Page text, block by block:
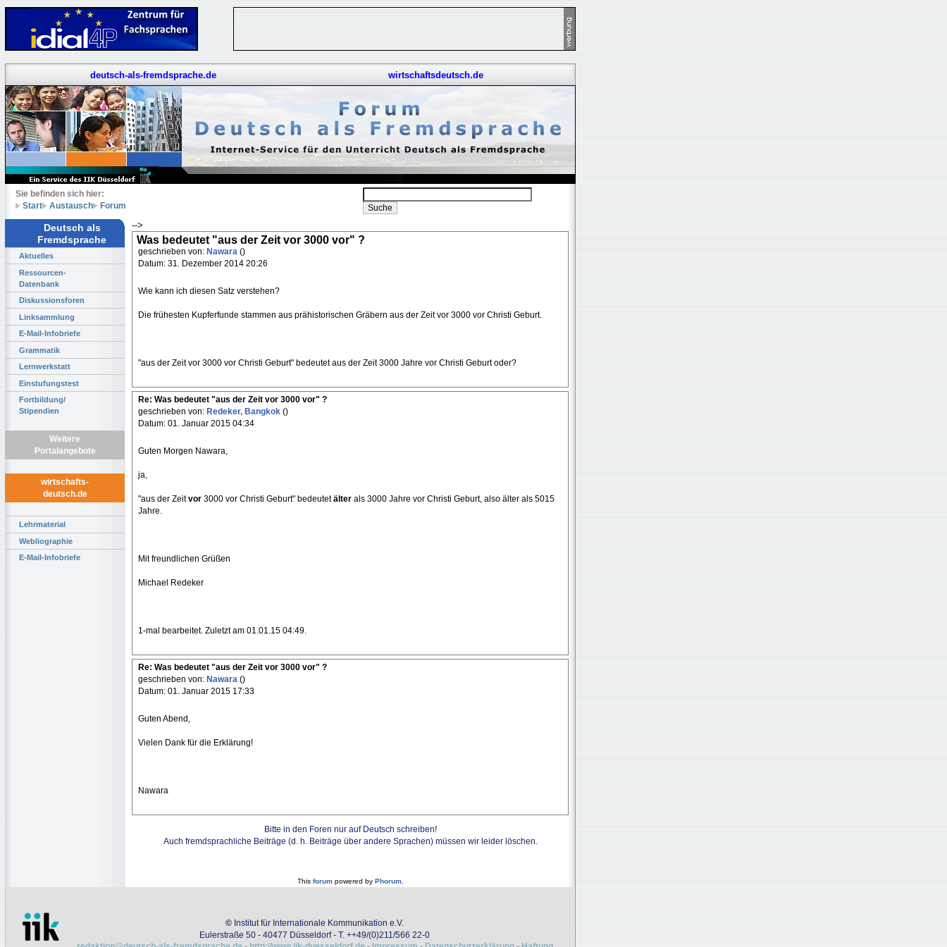
deutsch-als-fremdsprache.de wirtschaftsdeutsch.de
Sie befinden sich hier:
Start
Austausch Forum
Deutsch als
Fremdsprache
Aktuelles
Ressourcen-
Datenbank
Diskussionsforen
Linksammlung
E-Mail-Infobriefe
Grammatik
Lernwerkstatt
Einstufungstest
Fortbildung/
Stipendien
Weitere
Portalangebote
wirtschafts-
deutsch.de
Lehrmaterial
Webliographie
E-Mail-Infobriefe
-->
Was bedeutet "aus der Zeit vor 3000 vor" ?
geschrieben von: Nawara ()
Datum: 31. Dezember 2014 20:26
Wie kann ich diesen Satz verstehen?
Die frühesten Kupferfunde stammen aus prähistorischen Gräbern aus der Zeit vor 3000 vor Christi Geburt.
"aus der Zeit vor 3000 vor Christi Geburt" bedeutet aus der Zeit 3000 Jahre vor Christi Geburt oder?
Re: Was bedeutet "aus der Zeit vor 3000 vor" ?
geschrieben von: Redeker, Bangkok ()
Datum: 01. Januar 2015 04:34
Guten Morgen Nawara,
ja,
"aus der Zeitvor 3000 vor Christi Geburt" bedeutetälter als 3000 Jahre vor Christi Geburt, also älter als 5015
Jahre.
Mit freundlichen Grüßen
Michael Redeker
1-mal bearbeitet. Zuletzt am 01.01.15 04:49.
Re: Was bedeutet "aus der Zeit vor 3000 vor" ?
geschrieben von: Nawara ()
Datum: 01. Januar 2015 17:33
Guten Abend,
Vielen Dank für die Erklärung!
Nawara
Bitte in den Foren nur auf Deutsch schreiben!
Auch fremdsprachliche Beiträge (d. h. Beiträge über andere Sprachen) müssen wir leider löschen.
This forumpowered by Phorum.
© Institut für Internationale Kommunikation e.V.
Eulerstraße 50 - 40477 Düsseldorf - T. ++49/(0)211/566 22-0